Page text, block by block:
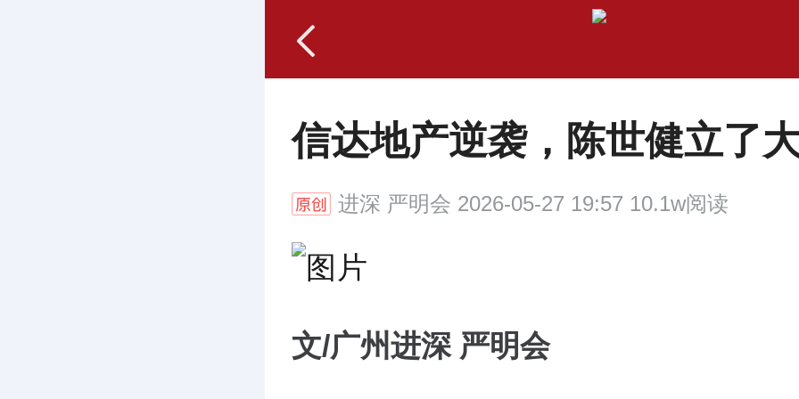
信达地产逆袭，陈世健立了
进深 严明会 2026-05-27 19:57 10.1w阅读
文/广州进深 严明会